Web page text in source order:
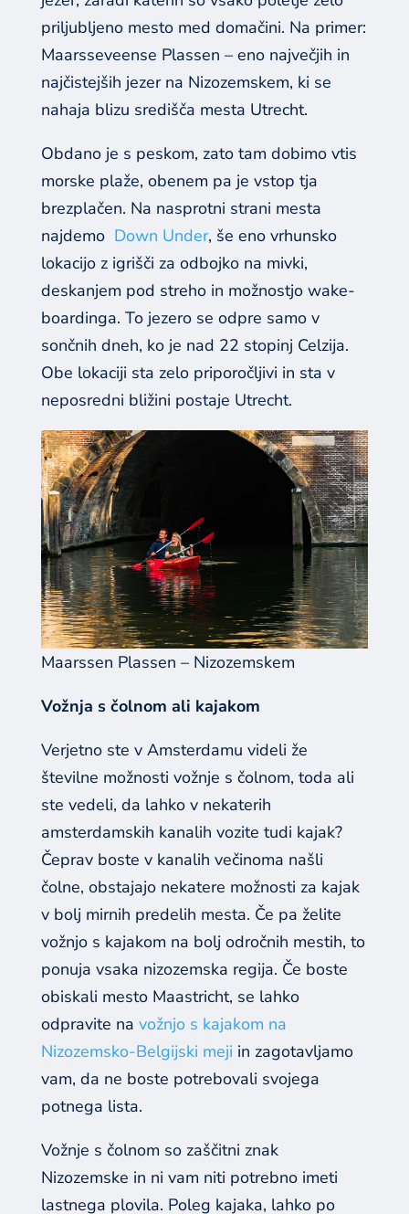
priljubljeno mesto med domačini. Na primer:
Maarsseveense Plassen – eno največjih in
najčistejših jezer na Nizozemskem, ki se
nahaja blizu središča mesta Utrecht.
Obdano je s peskom, zato tam dobimo vtis
morske plaže, obenem pa je vstop tja
brezplačen. Na nasprotni strani mesta
najdemo Down Under, še eno vrhunsko
lokacijo z igrišči za odbojko na mivki,
deskanjem pod streho in možnostjo wake-
boardinga. To jezero se odpre samo v
sončnih dneh, ko je nad 22 stopinj Celzija.
Obe lokaciji sta zelo priporočljivi in sta v
neposredni bližini postaje Utrecht.
Maarssen Plassen – Nizozemskem
Vožnja s čolnom ali kajakom
Verjetno ste v Amsterdamu videli že
številne možnosti vožnje s čolnom, toda ali
ste vedeli, da lahko v nekaterih
amsterdamskih kanalih vozite tudi kajak?
Čeprav boste v kanalih večinoma našli
čolne, obstajajo nekatere možnosti za kajak
v bolj mirnih predelih mesta. Če pa želite
vožnjo s kajakom na bolj odročnih mestih, to
ponuja vsaka nizozemska regija. Če boste
obiskali mesto Maastricht, se lahko
odpravite na vožnjo s kajakom na
Nizozemsko-Belgijski meji in zagotavljamo
vam, da ne boste potrebovali svojega
potnega lista.
Vožnje s čolnom so zaščitni znak
Nizozemske in ni vam niti potrebno imeti
lastnega plovila. Poleg kajaka, lahko po